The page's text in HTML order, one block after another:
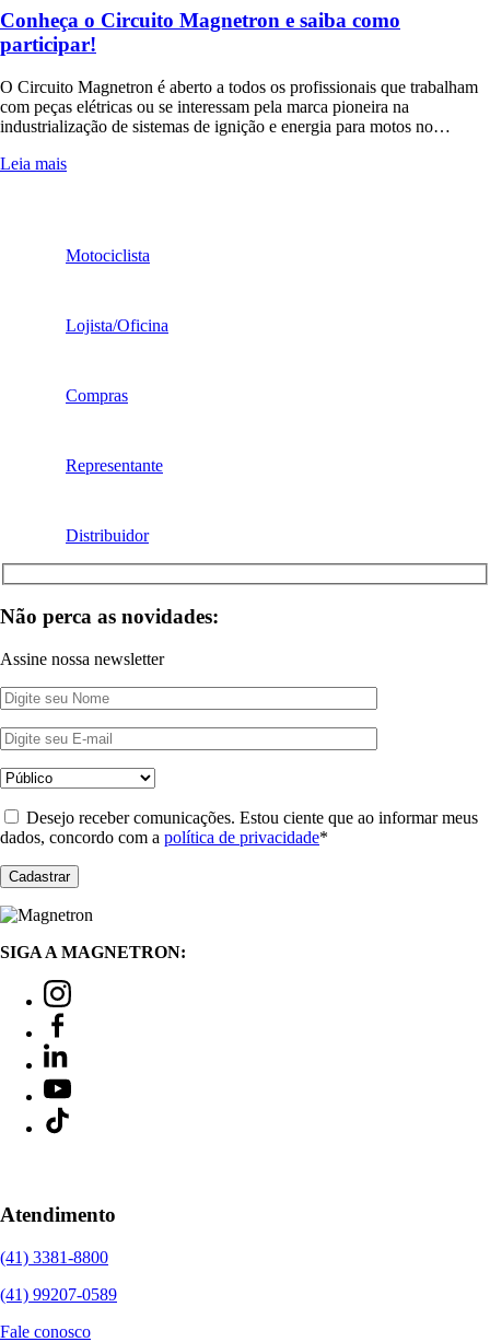
Conheça o Circuito Magnetron e saiba como
participar!
O Circuito Magnetron é aberto a todos os profissionais que trabalham
com peças elétricas ou se interessam pela marca pioneira na
industrialização de sistemas de ignição e energia para motos no…
Leia mais
Motociclista
Lojista/Oficina
Compras
Representante
Distribuidor
Não perca as novidades:
Assine nossa newsletter
Desejo receber comunicações. Estou ciente que ao informar meus
dados, concordo com a política de privacidade*
SIGA A MAGNETRON:
Atendimento
(41) 3381-8800
(41) 99207-0589
Fale conosco